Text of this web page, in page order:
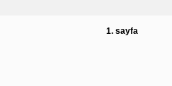
1. sayfa